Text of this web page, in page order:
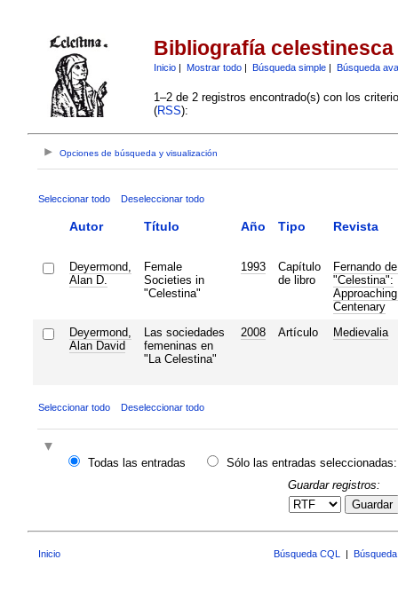
Bibliografía celestinesca
Inicio| Mostrar todo| Búsqueda simple| Búsqueda
1–2 de 2 registros encontrado(s) con los
(RSS):
Opciones de búsqueda y visualización
Seleccionar todo Deseleccionar todo
Autor Título Año Tipo Revista
Deyermond,
Alan D.
Female
Societies in
"Celestina"
1993
Capítulo
de libro
Fernando
"Celestina":
Centenary
Deyermond,
Alan David
Las sociedades
femeninas en
"La Celestina"
2008 Artículo Medievalia
Seleccionar todo Deseleccionar todo
Todas las entradas
Sólo las entradas seleccionadas:
Guardar registros:
Guardar
Inicio Búsqueda CQL